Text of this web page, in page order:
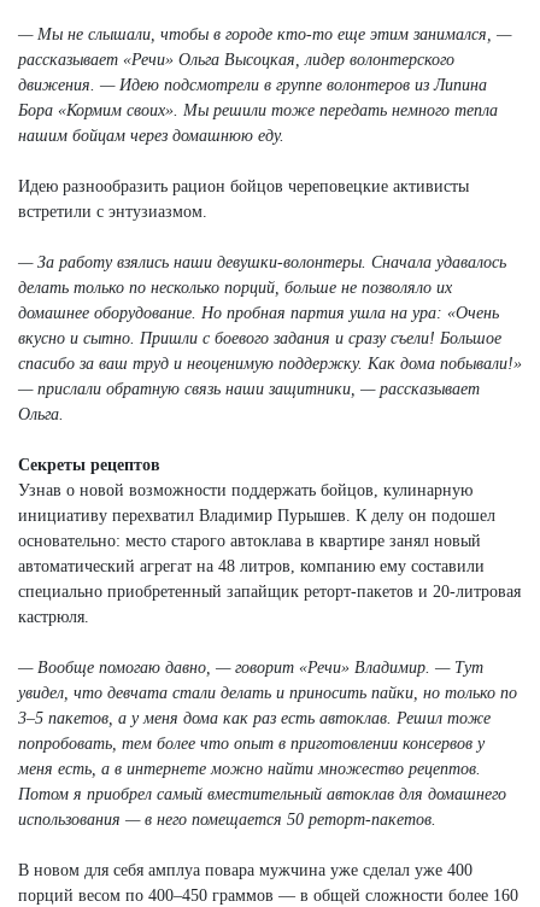
— Мы не слышали, чтобы в городе кто-то еще этим занимался, —
рассказывает «Речи» Ольга Высоцкая, лидер волонтерского
движения. — Идею подсмотрели в группе волонтеров из Липина
Бора «Кормим своих». Мы решили тоже передать немного тепла
нашим бойцам через домашнюю еду.
Идею разнообразить рацион бойцов череповецкие активисты
встретили с энтузиазмом.
— За работу взялись наши девушки-волонтеры. Сначала удавалось
делать только по несколько порций, больше не позволяло их
домашнее оборудование. Но пробная партия ушла на ура: «Очень
вкусно и сытно. Пришли с боевого задания и сразу съели! Большое
спасибо за ваш труд и неоценимую поддержку. Как дома побывали!»
— прислали обратную связь наши защитники, — рассказывает
Ольга.
Секреты рецептов
Узнав о новой возможности поддержать бойцов, кулинарную
инициативу перехватил Владимир Пурышев. К делу он подошел
основательно: место старого автоклава в квартире занял новый
автоматический агрегат на 48 литров, компанию ему составили
специально приобретенный запайщик реторт-пакетов и 20-литровая
кастрюля.
— Вообще помогаю давно, — говорит «Речи» Владимир. — Тут
увидел, что девчата стали делать и приносить пайки, но только по
3–5 пакетов, а у меня дома как раз есть автоклав. Решил тоже
попробовать, тем более что опыт в приготовлении консервов у
меня есть, а в интернете можно найти множество рецептов.
Потом я приобрел самый вместительный автоклав для домашнего
использования — в него помещается 50 реторт-пакетов.
В новом для себя амплуа повара мужчина уже сделал уже 400
порций весом по 400–450 граммов — в общей сложности более 160